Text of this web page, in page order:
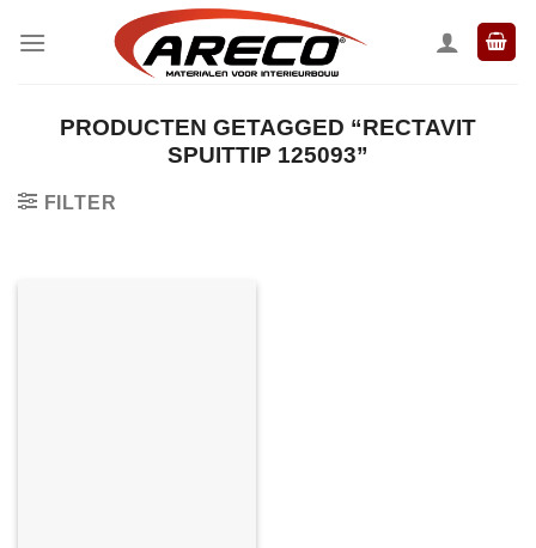
naar
PRODUCTEN GETAGGED “RECTAVIT
SPUITTIP 125093”
FILTER